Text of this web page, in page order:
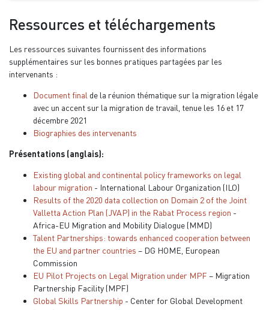
Ressources et téléchargements
Les ressources suivantes fournissent des informations
supplémentaires sur les bonnes pratiques partagées par les
intervenants :
Document final de la réunion thématique sur la migration légale
avec un accent sur la migration de travail, tenue les 16 et 17
décembre 2021
Biographies des intervenants
Présentations (anglais):
Existing global and continental policy frameworks on legal
labour migration - International Labour Organization (ILO)
Results of the 2020 data collection on Domain 2 of the Joint
Valletta Action Plan (JVAP) in the Rabat Process region -
Africa-EU Migration and Mobility Dialogue (MMD)
Talent Partnerships: towards enhanced cooperation between
the EU and partner countries – DG HOME, European
Commission
EU Pilot Projects on Legal Migration under MPF – Migration
Partnership Facility (MPF)
Global Skills Partnership - Center for Global Development